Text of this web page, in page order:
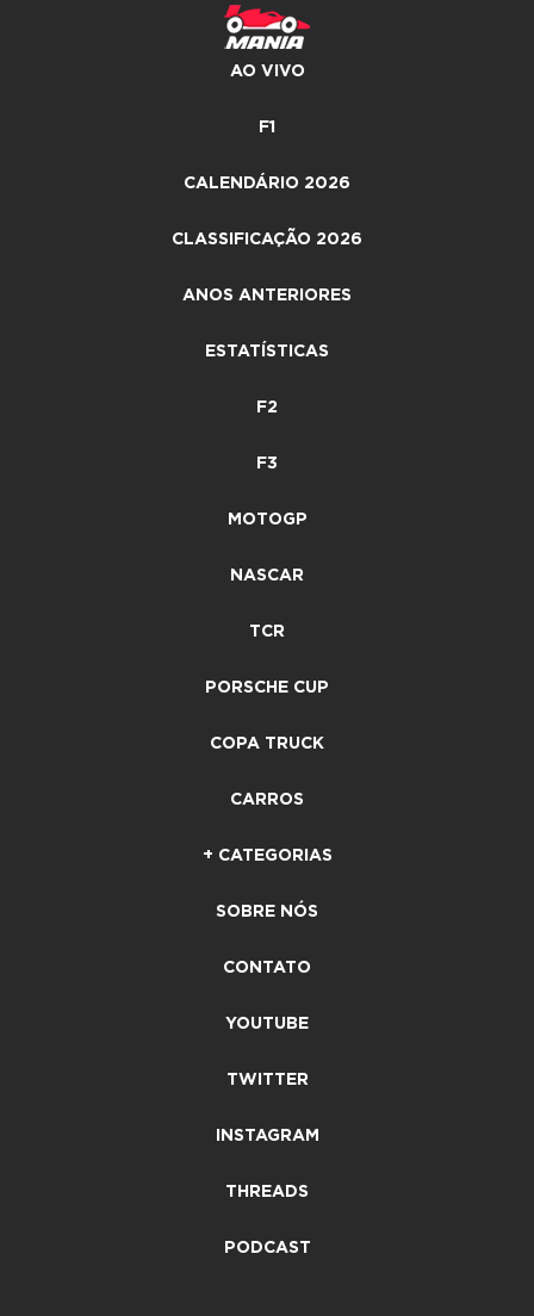
AO VIVO
F1
CALENDÁRIO 2026
CLASSIFICAÇÃO 2026
ANOS ANTERIORES
ESTATÍSTICAS
F2
F3
MOTOGP
NASCAR
TCR
PORSCHE CUP
COPA TRUCK
CARROS
+ CATEGORIAS
SOBRE NÓS
CONTATO
YOUTUBE
TWITTER
INSTAGRAM
THREADS
PODCAST